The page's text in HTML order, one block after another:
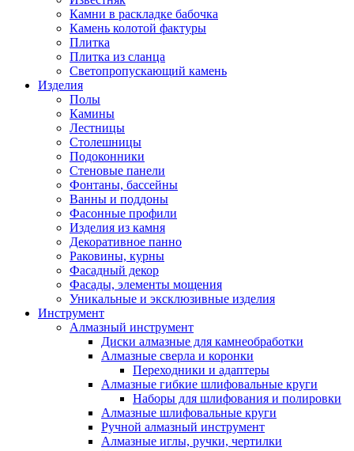
Камни в раскладке бабочка
Камень колотой фактуры
Плитка
Плитка из сланца
Светопропускающий камень
Изделия
Полы
Камины
Лестницы
Столешницы
Подоконники
Стеновые панели
Фонтаны, бассейны
Ванны и поддоны
Фасонные профили
Изделия из камня
Декоративное панно
Раковины, курны
Фасадный декор
Фасады, элементы мощения
Уникальные и эксклюзивные изделия
Инструмент
Алмазный инструмент
Диски алмазные для камнеобработки
Алмазные сверла и коронки
Переходники и адаптеры
Алмазные гибкие шлифовальные круги
Наборы для шлифования и полировки
Алмазные шлифовальные круги
Ручной алмазный инструмент
Алмазные иглы, ручки, чертилки